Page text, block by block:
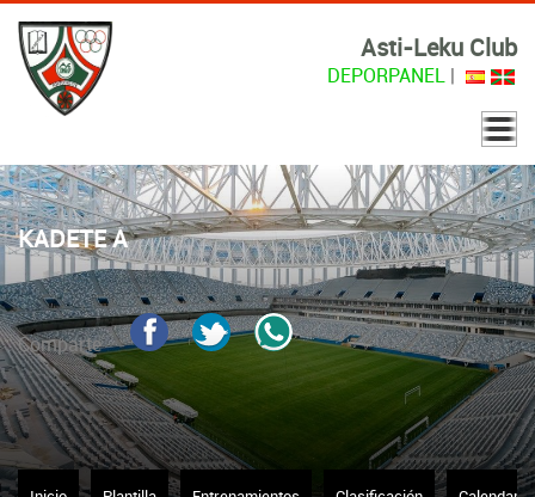
Asti-Leku Club
DEPORPANEL |
KADETE A
Comparte